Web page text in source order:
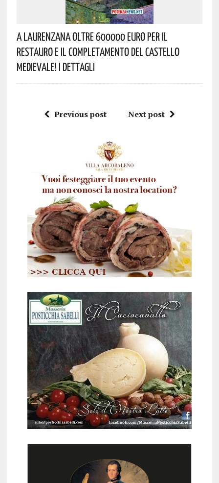
A Laurenzana Oltre 600000 Euro Per Il
Restauro E Il Completamento Del Castello
Medievale! I Dettagli
Previous post Next post